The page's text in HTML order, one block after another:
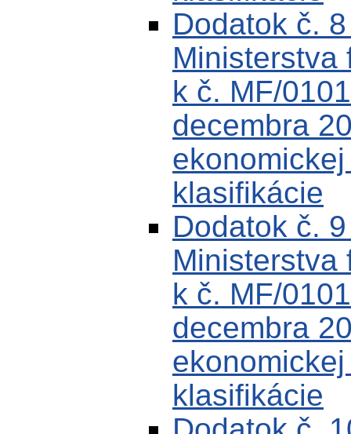
Dodatok č.
Ministerstva
k č. MF/
decembra
klasifikácie
Dodatok č.
Ministerstva
k č. MF/
decembra
klasifikácie